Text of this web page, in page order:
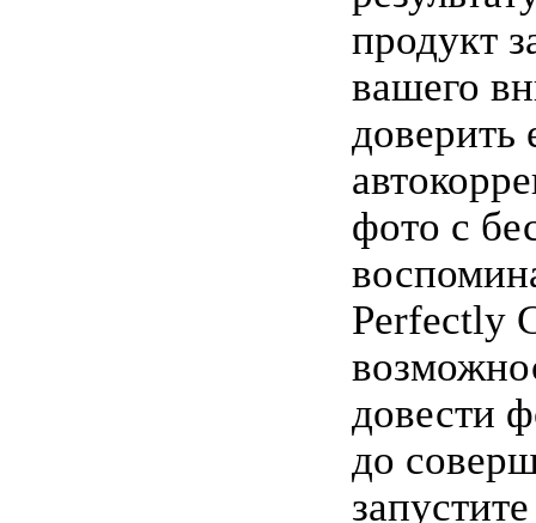
продукт
вашего
доверить
фото с
Perfectly
довести
до